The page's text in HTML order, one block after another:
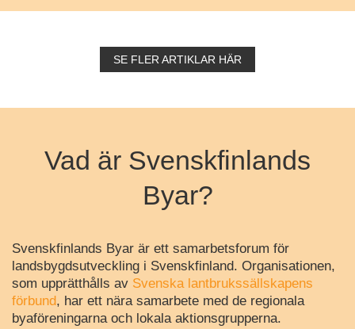
SE FLER ARTIKLAR HÄR
Vad är Svenskfinlands
Byar?
Svenskfinlands Byar är ett samarbetsforum för
landsbygdsutveckling i Svenskfinland. Organisationen,
som upprätthålls av Svenska lantbrukssällskapens
förbund, har ett nära samarbete med de regionala
byaföreningarna och lokala aktionsgrupperna.